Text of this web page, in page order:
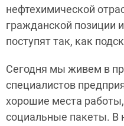
нефтехимической
гражданской позиции
поступят так, как
Сегодня мы живем в
специалистов
хорошие места
социальные пакеты. В